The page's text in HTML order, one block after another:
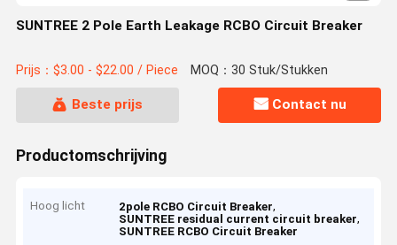
SUNTREE 2 Pole Earth Leakage RCBO Circuit Breaker
Prijs：$3.00 - $22.00 / Piece MOQ：30 Stuk/Stukken
Beste prijs Contact nu
Productomschrijving
Hoog licht 2pole RCBO Circuit Breaker,
SUNTREE residual current circuit breaker,
SUNTREE RCBO Circuit Breaker